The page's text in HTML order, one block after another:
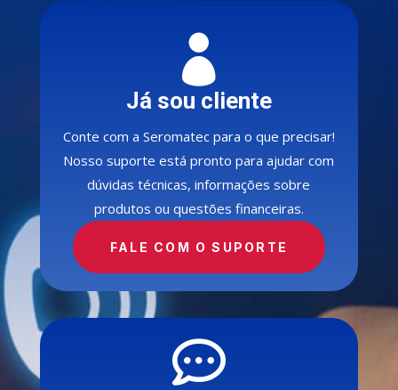

Já sou cliente
Conte com a Seromatec para o que precisar!
Nosso suporte está pronto para ajudar com
dúvidas técnicas, informações sobre
produtos ou questões financeiras.
FALE COM O SUPORTE
